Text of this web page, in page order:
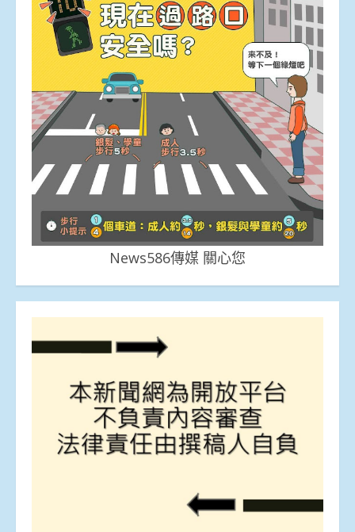
News586傳媒 關心您